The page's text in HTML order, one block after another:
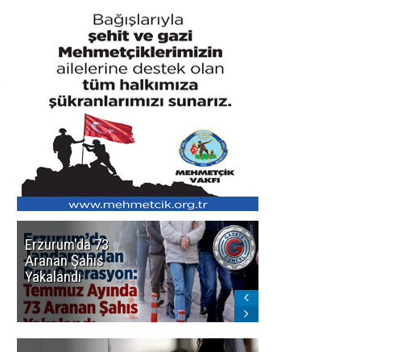
Erzurum'da 73
Aranan Şahıs
Yakalandı